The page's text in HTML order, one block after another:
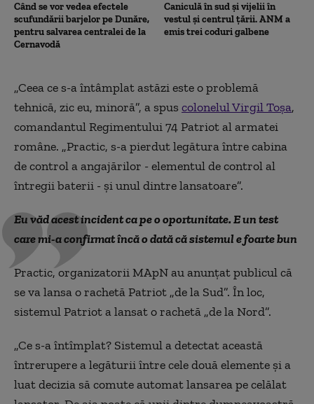
Când se vor vedea efectele
scufundării barjelor pe Dunăre,
pentru salvarea centralei de la
Cernavodă
Caniculă în sud și vijelii în
vestul și centrul țării. ANM a
emis trei coduri galbene
„Ceea ce s-a întâmplat astăzi este o problemă
tehnică, zic eu, minoră”, a spus colonelul Virgil Toșa,
comandantul Regimentului 74 Patriot al armatei
române. „Practic, s-a pierdut legătura între cabina
de control a angajărilor - elementul de control al
întregii baterii - și unul dintre lansatoare”.
Eu văd acest incident ca pe o oportunitate. E un test
care mi-a confirmat încă o dată că sistemul e foarte bun
Practic, organizatorii MApN au anunțat publicul că
se va lansa o rachetă Patriot „de la Sud”. În loc,
sistemul Patriot a lansat o rachetă „de la Nord”.
„Ce s-a întîmplat? Sistemul a detectat această
întrerupere a legăturii între cele două elemente și a
luat decizia să comute automat lansarea pe celălat